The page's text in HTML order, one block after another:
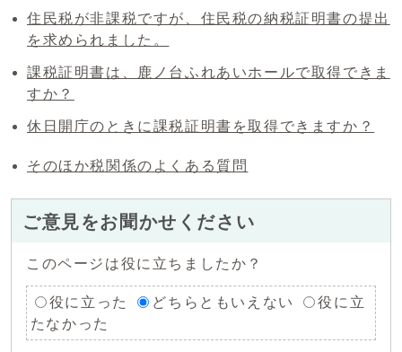
住民税が非課税ですが、住民税の納税証明書の提出
を求められました。
課税証明書は、鹿ノ台ふれあいホールで取得できま
すか？
休日開庁のときに課税証明書を取得できますか？
そのほか税関係のよくある質問
ご意見をお聞かせください
このページは役に立ちましたか？
役に立った どちらともいえない
役に立
たなかった